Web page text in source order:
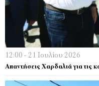
12:00 - 21 Ιουλίου 2026
Απαντήσεις Χαρδαλιά για τις